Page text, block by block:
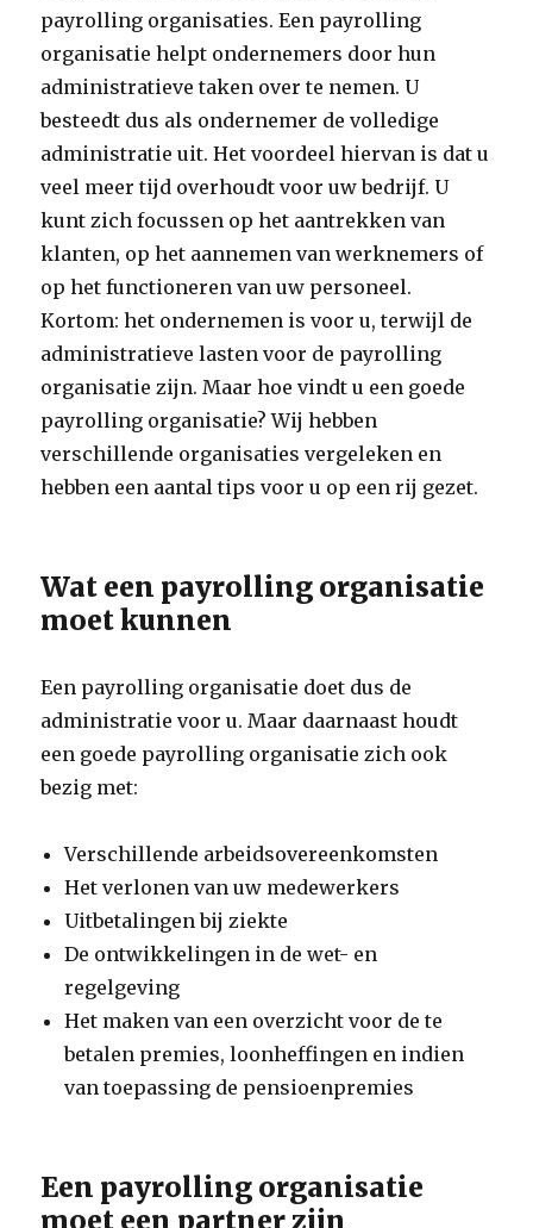
payrolling organisaties. Een payrolling
organisatie helpt ondernemers door hun
administratieve taken over te nemen. U
besteedt dus als ondernemer de volledige
administratie uit. Het voordeel hiervan is dat u
veel meer tijd overhoudt voor uw bedrijf. U
kunt zich focussen op het aantrekken van
klanten, op het aannemen van werknemers of
op het functioneren van uw personeel.
Kortom: het ondernemen is voor u, terwijl de
administratieve lasten voor de payrolling
organisatie zijn. Maar hoe vindt u een goede
payrolling organisatie? Wij hebben
verschillende organisaties vergeleken en
hebben een aantal tips voor u op een rij gezet.
Wat een payrolling organisatie
moet kunnen
Een payrolling organisatie doet dus de
administratie voor u. Maar daarnaast houdt
een goede payrolling organisatie zich ook
bezig met:
Verschillende arbeidsovereenkomsten
Het verlonen van uw medewerkers
Uitbetalingen bij ziekte
De ontwikkelingen in de wet- en
regelgeving
Het maken van een overzicht voor de te
betalen premies, loonheffingen en indien
van toepassing de pensioenpremies
Een payrolling organisatie
moet een partner zijn